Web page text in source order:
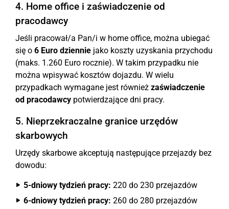
4. Home office i zaświadczenie od
pracodawcy
Jeśli pracował/a Pan/i w home office, można ubiegać
się o 6 Euro dziennie jako koszty uzyskania przychodu
(maks. 1.260 Euro rocznie). W takim przypadku nie
można wpisywać kosztów dojazdu. W wielu
przypadkach wymagane jest również zaświadczenie
od pracodawcy potwierdzające dni pracy.
5. Nieprzekraczalne granice urzędów
skarbowych
Urzędy skarbowe akceptują następujące przejazdy bez
dowodu:
5-dniowy tydzień pracy: 220 do 230 przejazdów
6-dniowy tydzień pracy: 260 do 280 przejazdów